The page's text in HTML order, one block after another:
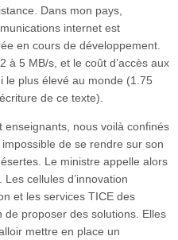
Dans mon pays,
internet est
en cours de développement.
à 5 MB/s, et le coût d’accès aux
le plus élevé au monde (1.75
de ce texte).
nous voilà confinés
de se rendre sur son
Le ministre appelle alors
cellules d’innovation
et les services TICE des
de proposer des solutions. Elles
mettre en place un